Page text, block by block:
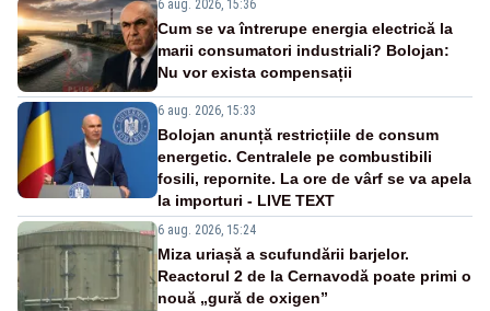
6 aug. 2026, 15:36
Cum se va întrerupe energia electrică la
marii consumatori industriali? Bolojan:
Nu vor exista compensații
6 aug. 2026, 15:33
Bolojan anunță restricțiile de consum
energetic. Centralele pe combustibili
fosili, repornite. La ore de vârf se va apela
la importuri - LIVE TEXT
6 aug. 2026, 15:24
Miza uriașă a scufundării barjelor.
Reactorul 2 de la Cernavodă poate primi o
nouă „gură de oxigen”